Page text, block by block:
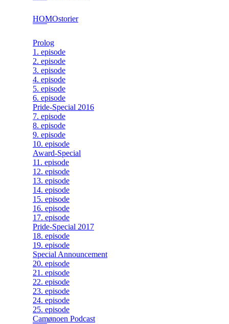
HOMOstorier
Prolog
1. episode
2. episode
3. episode
4. episode
5. episode
6. episode
Pride-Special 2016
7. episode
8. episode
9. episode
10. episode
Award-Special
11. episode
12. episode
13. episode
14. episode
15. episode
16. episode
17. episode
Pride-Special 2017
18. episode
19. episode
Special Announcement
20. episode
21. episode
22. episode
23. episode
24. episode
25. episode
Camønoen Podcast